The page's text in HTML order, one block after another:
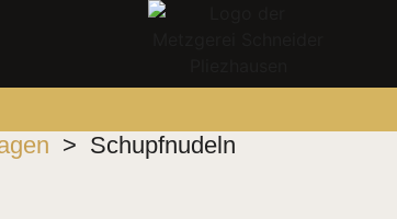
> Schupfnudeln